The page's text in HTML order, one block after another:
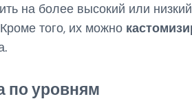
на более высокий или
того, их можно
по уровням